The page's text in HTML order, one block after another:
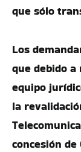
que sólo
Los
que debido
equipo
la
concesión